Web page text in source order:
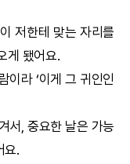
저한테 맞는 자리를
게 됐어요.
이라 ‘이게 그 귀인인
서, 중요한 날은 가능
요.